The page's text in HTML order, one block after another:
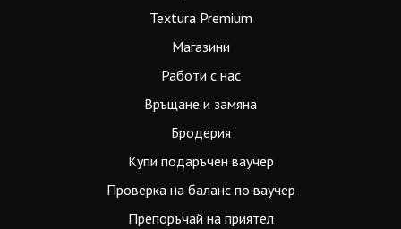
Textura Premium
Магазини
Работи с нас
Връщане и замяна
Бродерия
Купи подаръчен ваучер
Проверка на баланс по ваучер
Препоръчай на приятел